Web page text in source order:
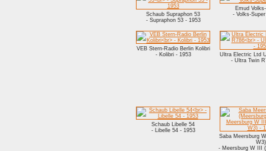
Schaub Supraphon 53
- Supraphon 53 - 1953
Emud
- Volks-
VEB Stern-Radio Berlin Kolibri
- Kolibri - 1953
Ultra Electric Ltd
- Ultra Twin
Schaub Libelle 54
- Libelle 54 - 1953
Saba Meersburg
W3)
- Meersburg W III